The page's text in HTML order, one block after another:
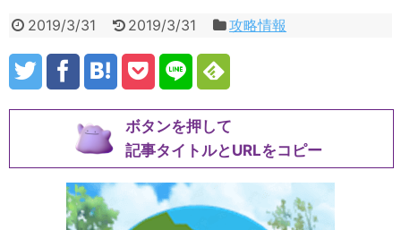
2019/3/31 2019/3/31 攻略情報
ボタンを押して
記事タイトルとURLをコピー